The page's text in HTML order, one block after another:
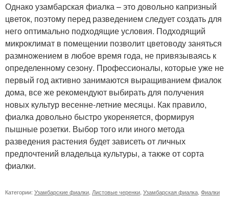
Однако узамбарская фиалка – это довольно капризный
цветок, поэтому перед разведением следует создать для
него оптимально подходящие условия. Подходящий
микроклимат в помещении позволит цветоводу заняться
размножением в любое время года, не привязываясь к
определенному сезону. Профессионалы, которые уже не
первый год активно занимаются выращиванием фиалок
дома, все же рекомендуют выбирать для получения
новых культур весенне-летние месяцы. Как правило,
фиалка довольно быстро укореняется, формируя
пышные розетки. Выбор того или иного метода
разведения растения будет зависеть от личных
предпочтений владельца культуры, а также от сорта
фиалки.
Категории: Узамбарские фиалки Листовые черенки Узамбарская фиалка Фиалки